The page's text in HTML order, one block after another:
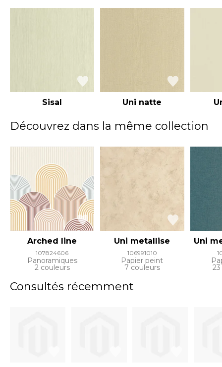
Sisal Uni natte
Découvrez dans la même collection
Arched line
107824606
Panoramiques
2 couleurs
Uni metallise
106991010
Papier peint
7 couleurs
Uni
Consultés récemment